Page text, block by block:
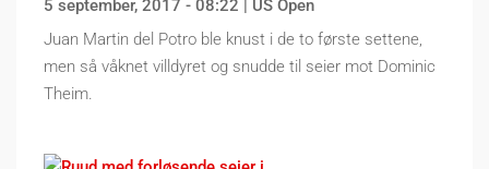
5 september, 2017 - 08:22 | US Open
Juan Martin del Potro ble knust i de to første settene,
men så våknet villdyret og snudde til seier mot Dominic
Theim.